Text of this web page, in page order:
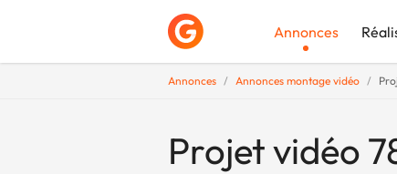
Annonces
Annonces Annonces montage vidéo
Projet vidéo